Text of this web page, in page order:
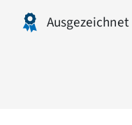
Ausgezeichnet